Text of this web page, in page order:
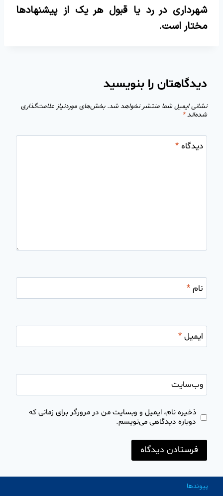
شهرداری در رد یا قبول هر یک از پیشنهادها
مختار است.
دیدگاهتان را بنویسید
نشانی ایمیل شما منتشر نخواهد شد. بخش‌های موردنیاز علامت‌گذاری
شده‌اند*
دیدگاه*
نام*
ایمیل*
وب‌سایت
ذخیره نام، ایمیل و وبسایت من در مرورگر برای زمانی که
دوباره دیدگاهی می‌نویسم.
پیوندها